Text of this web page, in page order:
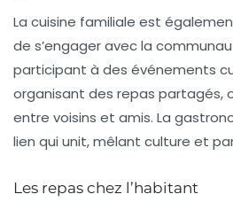
La cuisine familiale est
de s’engager avec la
participant à des événements
organisant des repas partagés,
entre voisins et amis. La
lien qui unit, mêlant culture et
Les repas chez l’habitant